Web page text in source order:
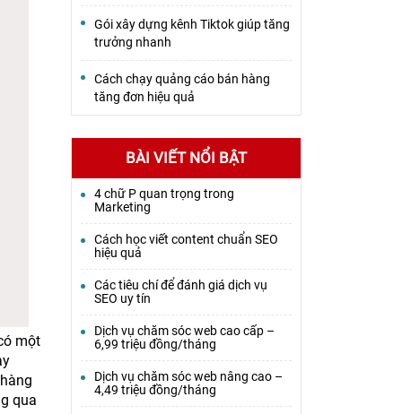
một
qua
Gói xây dựng kênh Tiktok giúp tăng
trưởng nhanh
Cách chạy quảng cáo bán hàng
tăng đơn hiệu quả
BÀI VIẾT NỔI BẬT
4 chữ P quan trọng trong
Marketing
Cách học viết content chuẩn SEO
hiệu quả
Các tiêu chí để đánh giá dịch vụ
SEO uy tín
Dịch vụ chăm sóc web cao cấp –
6,99 triệu đồng/tháng
Dịch vụ chăm sóc web nâng cao –
4,49 triệu đồng/tháng